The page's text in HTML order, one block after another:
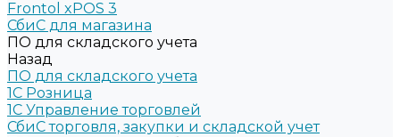
Frontol xPOS 3
СбиС для магазина
ПО для складского учета
Назад
ПО для складского учета
1C Розница
1С Управление торговлей
СбиС торговля, закупки и складской учет